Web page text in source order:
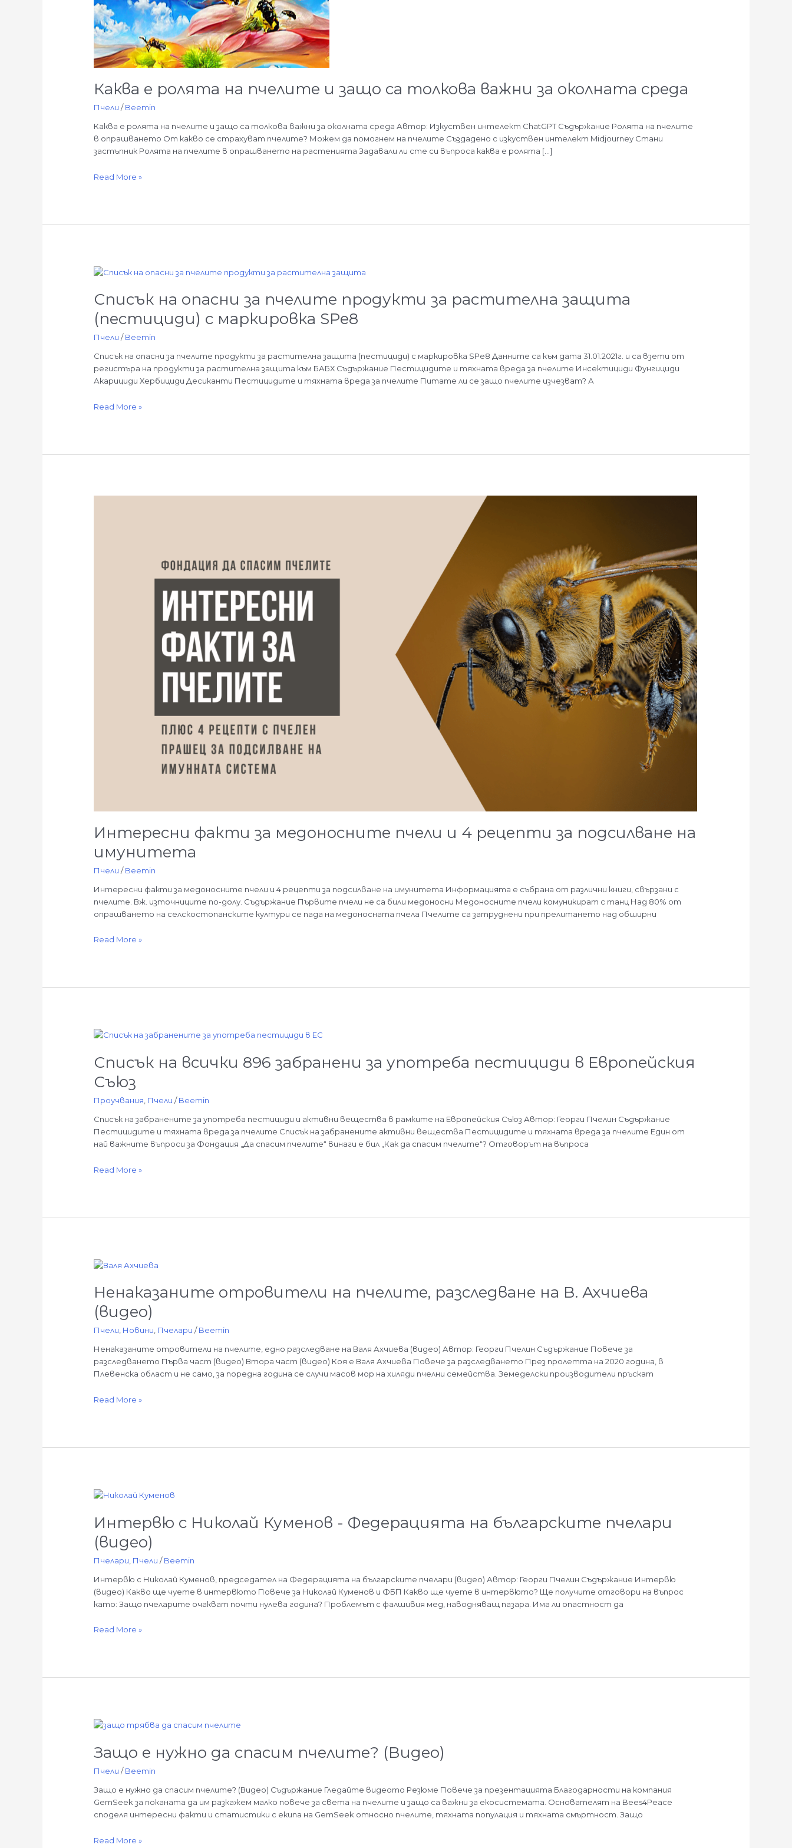
Каква е ролята на пчелите и защо са толкова важни за околната среда
Пчели /Beemin
Каква е ролята на пчелите и защо са толкова важни за околната среда Автор: Изкуствен интелект ChatGPT Съдържание Ролята на пчелите
в опрашването От какво се страхуват пчелите? Можем да помогнем на пчелите Създадено с изкуствен интелект Midjourney Стани
застъпник Ролята на пчелите в опрашването на растенията Задавали ли сте си въпроса каква е ролята […]
и
защо
са
толкова
важни
околната
Read More »
Списък на опасни за пчелите продукти за растителна защита
(пестициди) с маркировка SPe8
Пчели /Beemin
Списък на опасни за пчелите продукти за растителна защита (пестициди) с маркировка SPe8 Данните са към дата 31.01.2021г. и са взети от
регистъра на продукти за растителна защита към БАБХ Съдържание Пестицидите и тяхната вреда за пчелите Инсектициди Фунгициди
Акарициди Хербициди Десиканти Пестицидите и тяхната вреда за пчелите Питате ли се защо пчелите изчезват? А
Списък
опасни
пчелите
продукти
растителна
защита
(пестициди)
маркировка
Read More »
Интересни факти за медоносните пчели и 4 рецепти за подсилване на
имунитета
Пчели /Beemin
Интересни факти за медоносните пчели и 4 рецепти за подсилване на имунитета Информацията е събрана от различни книги, свързани с
пчелите. Вж. източниците по-долу. Съдържание Първите пчели не са били медоносни Медоносните пчели комуникират с танц Над 80% от
опрашването на селскостопанските култури се пада на медоносната пчела Пчелите са затруднени при прелитането над обширни
Read More »
Списък на всички 896 забранени за употреба пестициди в Европейския
Съюз
Проучвания Пчели /Beemin
Списък на забранените за употреба пестициди и активни вещества в рамките на Европейския Съюз Автор: Георги Пчелин Съдържание
Пестицидите и тяхната вреда за пчелите Списък на забранените активни вещества Пестицидите и тяхната вреда за пчелите Един от
най важните въпроси за Фондация „Да спасим пчелите“ винаги е бил „Как да спасим пчелите“? Отговорът на въпроса
Списък
всички
896
забранени
за
употреба
пестициди
в
Европейския
Read More »
Ненаказаните отровители на пчелите, разследване на В. Ахчиева
(видео)
Пчели, Новини, Пчелари /Beemin
Ненаказаните отровители на пчелите, едно разследване на Валя Ахчиева (видео) Автор: Георги Пчелин Съдържание Повече за
разследването Първа част (видео) Втора част (видео) Коя е Валя Ахчиева Повече за разследването През пролетта на 2020 година, в
Плевенска област и не само, за поредна година се случи масов мор на хиляди пчелни семейства. Земеделски производители пръскат
Ненаказаните
на
пчелите,
разследване
на
Ахчиева
(видео)
Read More »
Интервю с Николай Куменов - Федерацията на българските пчелари
(видео)
Пчелари Пчели /Beemin
Интервю с Николай Куменов, председател на Федерацията на българските пчелари (видео) Автор: Георги Пчелин Съдържание Интервю
(видео) Какво ще чуете в интервюто Повече за Николай Куменов и ФБП Какво ще чуете в интервюто? Ще получите отговори на въпрос
като: Защо пчеларите очакват почти нулева година? Проблемът с фалшивия мед, наводняващ пазара. Има ли опастност да
Интервю
Николай
Куменов
-
българските
пчелари
(видео)
Read More »
Защо е нужно да спасим пчелите? (Видео)
Пчели /Beemin
Защо е нужно да спасим пчелите? (Видео) Съдържание Гледайте видеото Резюме Повече за презентацията Благодарности на компания
GemSeek за поканата да им разкажем малко повече за света на пчелите и защо са важни за екосистемата. Основателят на Bees4Peace
споделя интересни факти и статистики с екипа на GemSeek относно пчелите, тяхната популация и тяхната смъртност. Защо
Защо
нужно
да
спасим
пчелите?
(Видео)
Read More »